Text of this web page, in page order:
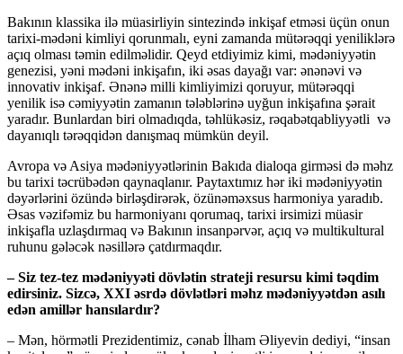
Bakının klassika ilə müasirliyin sintezində inkişaf etməsi üçün onun
tarixi-mədəni kimliyi qorunmalı, eyni zamanda mütərəqqi yeniliklərə
açıq olması təmin edilməlidir. Qeyd etdiyimiz kimi, mədəniyyətin
genezisi, yəni mədəni inkişafın, iki əsas dayağı var: ənənəvi və
innovativ inkişaf. Ənənə milli kimliyimizi qoruyur, mütərəqqi
yenilik isə cəmiyyətin zamanın tələblərinə uyğun inkişafına şərait
yaradır. Bunlardan biri olmadıqda, təhlükəsiz, rəqabətqabliyyətli və
dayanıqlı tərəqqidən danışmaq mümkün deyil.
Avropa və Asiya mədəniyyətlərinin Bakıda dialoqa girməsi də məhz
bu tarixi təcrübədən qaynaqlanır. Paytaxtımız hər iki mədəniyyətin
dəyərlərini özündə birləşdirərək, özünəməxsus harmoniya yaradıb.
Əsas vəzifəmiz bu harmoniyanı qorumaq, tarixi irsimizi müasir
inkişafla uzlaşdırmaq və Bakının insanpərvər, açıq və multikultural
ruhunu gələcək nəsillərə çatdırmaqdır.
– Siz tez-tez mədəniyyəti dövlətin strateji resursu kimi təqdim
edirsiniz. Sizcə, XXI əsrdə dövlətləri məhz mədəniyyətdən asılı
edən amillər hansılardır?
– Mən, hörmətli Prezidentimiz, cənab İlham Əliyevin dediyi, “insan